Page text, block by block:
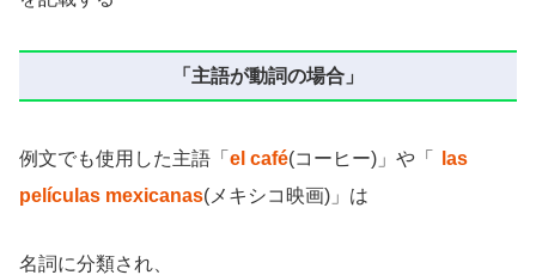
「主語が動詞の場合」
例文でも使用した主語「 el café(コーヒー)」や「
las
películas mexicanas(メキシコ映画)」は
名詞に分類され、